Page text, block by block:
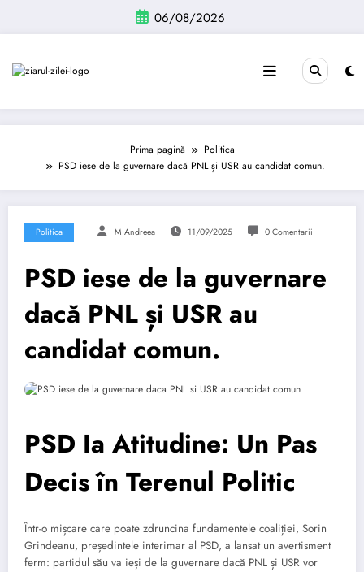
conținut
06/08/2026
Prima pagină
Politica
PSD iese de la guvernare dacă PNL și USR au candidat comun.
Politica M Andreea 11/09/2025 0 Comentarii
PSD iese de la guvernare
dacă PNL și USR au
candidat comun.
PSD Ia Atitudine: Un Pas
Decis în Terenul Politic
Într-o mișcare care poate zdruncina fundamentele coaliției, Sorin
Grindeanu, președintele interimar al PSD, a lansat un avertisment
ferm: partidul său va ieși de la guvernare dacă PNL și USR vor